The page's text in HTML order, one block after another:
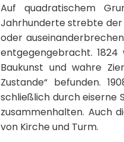
Auf quadratischem
Jahrhunderte strebte der
oder
entgegengebracht.
Baukunst und wahre
Zustande“ befunden.
schließlich durch eiserne
zusammenhalten. Auch
von Kirche und Turm.